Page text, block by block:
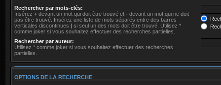
Rechercher par mots-clés:
Insérez + devant un mot qui doit être trouvé et - devant un mot qui ne doit
pas être trouvé. Insérez une liste de mots séparés entre des barres
verticales discontinues | si seul un des mots doit être trouvé. Utilisez *
comme joker si vous souhaitez effectuer des recherches partielles.
Rechercher par auteur:
Utilisez * comme joker si vous souhaitez effectuer des recherches
partielles.
OPTIONS DE LA RECHERCHE